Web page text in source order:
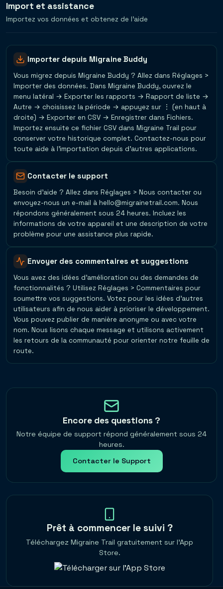
Import et assistance
Importez vos données et obtenez de l'aide
Importer depuis Migraine Buddy
Vous migrez depuis Migraine Buddy ? Allez dans Réglages >
Importer des données. Dans Migraine Buddy, ouvrez le
menu latéral → Exporter les rapports → Rapport de liste →
Autre → choisissez la période → appuyez sur ⋮ (en haut à
droite) → Exporter en CSV → Enregistrer dans Fichiers.
Importez ensuite ce fichier CSV dans Migraine Trail pour
conserver votre historique complet. Contactez-nous pour
toute aide à l'importation depuis d'autres applications.
Contacter le support
Besoin d'aide ? Allez dans Réglages > Nous contacter ou
envoyez-nous un e-mail à hello@migrainetrail.com. Nous
répondons généralement sous 24 heures. Incluez les
informations de votre appareil et une description de votre
problème pour une assistance plus rapide.
Envoyer des commentaires et suggestions
Vous avez des idées d'amélioration ou des demandes de
fonctionnalités ? Utilisez Réglages > Commentaires pour
soumettre vos suggestions. Votez pour les idées d'autres
utilisateurs afin de nous aider à prioriser le développement.
Vous pouvez publier de manière anonyme ou avec votre
nom. Nous lisons chaque message et utilisons activement
les retours de la communauté pour orienter notre feuille de
route.
Encore des questions ?
Notre équipe de support répond généralement sous 24
heures.
Contacter le Support
Prêt à commencer le suivi ?
Téléchargez Migraine Trail gratuitement sur l'App
Store.